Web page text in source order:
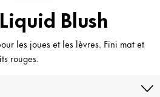
Blush
les joues et les lèvres. Fini mat et
rouges.